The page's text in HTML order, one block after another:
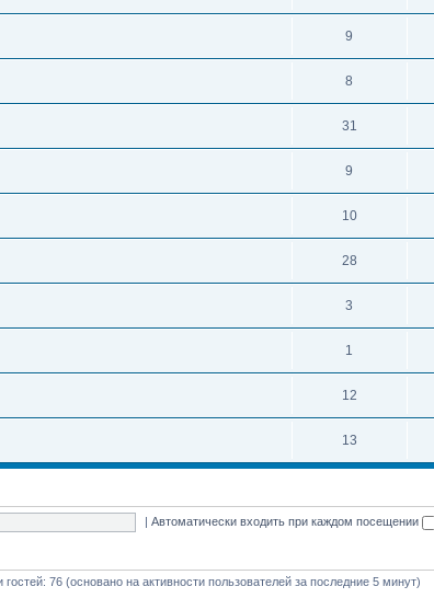
9
8
31
9
10
28
3
1
12
13
|Автоматически входить при каждом посещении
гостей: 76 (основано на активности пользователей за последние 5 минут)